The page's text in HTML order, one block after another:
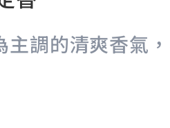
主調的清爽香氣